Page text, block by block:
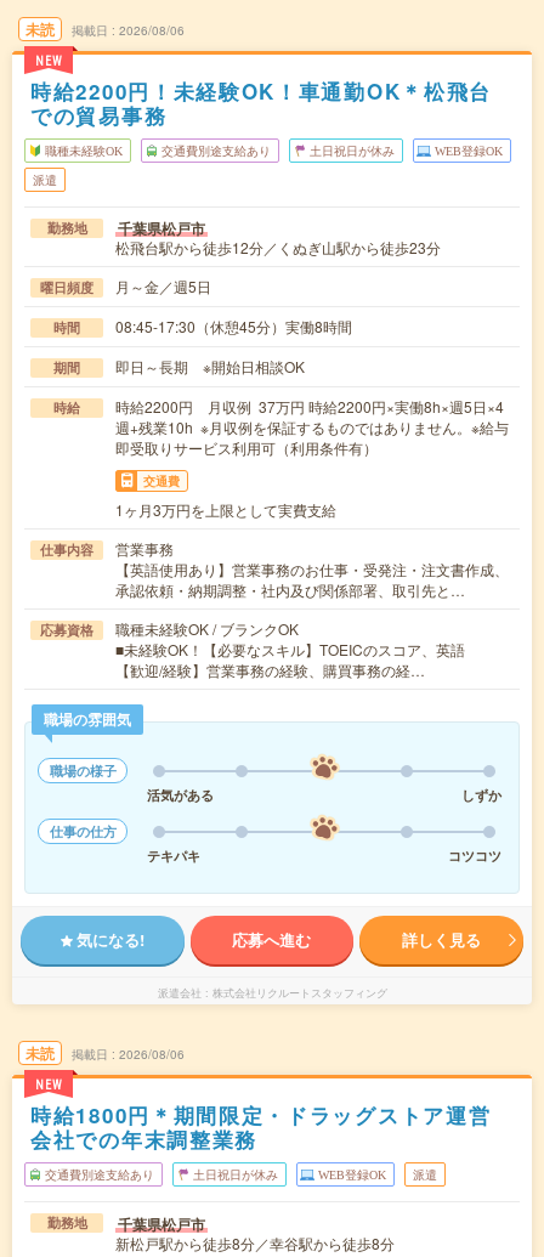
未読
NEW
掲載日 2026/08/06
時給2200円！未経験OK！車通勤OK＊松飛台
での貿易事務
職種未経験OK 交通費別途支給あり 土日祝日が休み WEB登録OK
派遣
勤務地 千葉県松戸市
松飛台駅から徒歩12分／くぬぎ山駅から徒歩23分
曜日頻度 月～金／週5日
時間 08:45-17:30（休憩45分）実働8時間
期間 即日～長期 ※開始日相談OK
時給
時給2200円 月収例 37万円 時給2200円×実働8h×週5日×4
週+残業10h ※月収例を保証するものではありません。※給与
即受取りサービス利用可（利用条件有）
交通費
1ヶ月3万円を上限として実費支給
仕事内容
営業事務
【英語使用あり】営業事務のお仕事・受発注・注文書作成、
承認依頼・納期調整・社内及び関係部署、取引先と…
応募資格
職種未経験OK / ブランクOK
■未経験OK！【必要なスキル】TOEICのスコア、英語
【歓迎/経験】営業事務の経験、購買事務の経…
職場の雰囲気
職場の様子
活気がある
しずか
仕事の仕方
テキパキ
コツコツ
気になる! 応募へ進む 詳しく見る
派遣会社 株式会社リクルートスタッフィング
未読
NEW
掲載日 2026/08/06
時給1800円＊期間限定・ドラッグストア運営
会社での年末調整業務
交通費別途支給あり 土日祝日が休み WEB登録OK 派遣
勤務地 千葉県松戸市
新松戸駅から徒歩8分／幸谷駅から徒歩8分